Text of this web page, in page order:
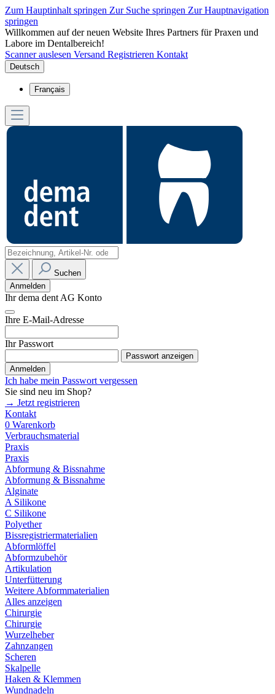
Zum Hauptinhalt springen Zur Suche springen Zur Hauptnavigation
springen
Willkommen auf der neuen Website Ihres Partners für Praxen und
Labore im Dentalbereich!
Scanner auslesen Versand Registrieren Kontakt
Deutsch
Français
Suchen
Anmelden
Ihr dema dent AG Konto
Ihre E-Mail-Adresse
Ihr Passwort
Passwort anzeigen
Anmelden
Ich habe mein Passwort vergessen
Sie sind neu im Shop?
→ Jetzt registrieren
Kontakt
0 Warenkorb
Verbrauchsmaterial
Praxis
Praxis
Abformung & Bissnahme
Abformung & Bissnahme
Alginate
A Silikone
C Silikone
Polyether
Bissregistriermaterialien
Abformlöffel
Abformzubehör
Artikulation
Unterfütterung
Weitere Abformmaterialien
Alles anzeigen
Chirurgie
Chirurgie
Wurzelheber
Zahnzangen
Scheren
Skalpelle
Haken & Klemmen
Wundnadeln